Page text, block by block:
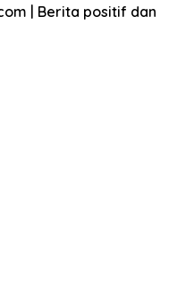
| Berita positif dan